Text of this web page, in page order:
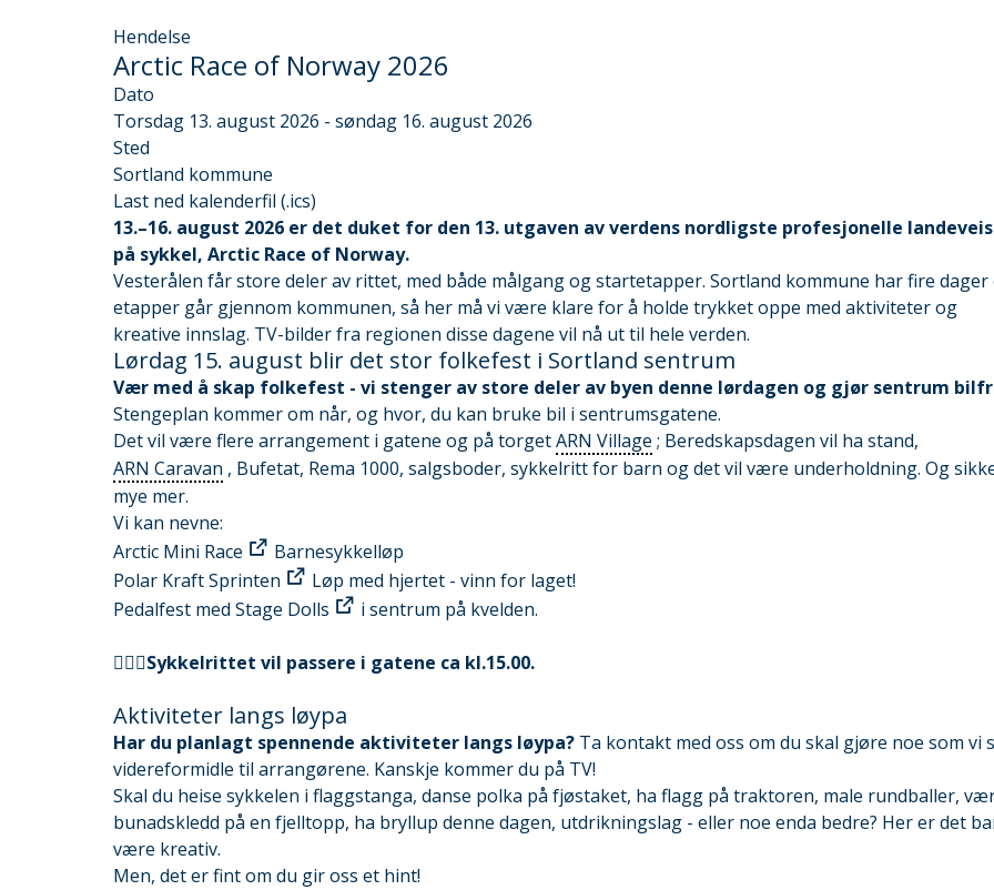
Hendelse
Arctic Race of Norway 2026
Dato
Torsdag 13. august 2026 - søndag 16. august 2026
Sted
Sortland kommune
Last
ned
kalenderfil
(.ics)
Last ned kalenderfil (.ics)
13.–16. august 2026 er det duket for den 13. utgaven av verdens nordligste profesjonelle
på sykkel, Arctic Race of Norway.
Vesterålen får store deler av rittet, med både målgang og startetapper. Sortland kommune har fire dager
etapper går gjennom kommunen, så her må vi være klare for å holde trykket oppe med aktiviteter og
kreative innslag. TV-bilder fra regionen disse dagene vil nå ut til hele verden.
Lørdag 15. august blir det stor folkefest i Sortland sentrum
Vær med å skap folkefest - vi stenger av store deler av byen denne lørdagen og gjør sentrum
Stengeplan kommer om når, og hvor, du kan bruke bil i sentrumsgatene.
Det vil være flere arrangement i gatene og på torgetARN Village ; Beredskapsdagen vil ha stand,
ARN Caravan , Bufetat, Rema 1000, salgsboder, sykkelritt for barn og det vil være underholdning. Og
mye mer.
Vi kan nevne:
Arctic Mini Race
Barnesykkelløp
Polar Kraft Sprinten
Løp med hjertet - vinn for laget!
Pedalfest med Stage Dolls
i sentrum på kvelden.
🚴🏻‍♂️Sykkelrittet vil passere i gatene ca kl.15.00.
Aktiviteter langs løypa
Har du planlagt spennende aktiviteter langs løypa? Ta kontakt med oss om du skal gjøre noe som vi
videreformidle til arrangørene. Kanskje kommer du på TV!
Skal du heise sykkelen i flaggstanga, danse polka på fjøstaket, ha flagg på traktoren, male rundballer,
bunadskledd på en fjelltopp, ha bryllup denne dagen, utdrikningslag - eller noe enda bedre? Her er det
være kreativ.
Men, det er fint om du gir oss et hint!